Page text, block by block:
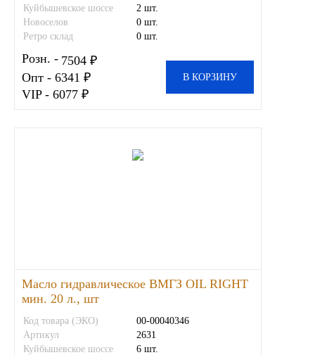
Книги, бланки
Метизы универсальные
Фитинги
Куйбышевское шоссе
2 шт.
Новоселов
0 шт.
Ретро склад
0 шт.
Розн. - 7504 ₽
Опт - 6341 ₽
VIP - 6077 ₽
В КОРЗИНУ
Масло гидравлическое ВМГЗ OIL RIGHT
мин. 20 л., шт
Код товара (ЭКО)
00-00040346
Артикул
2631
Куйбышевское шоссе
6 шт.